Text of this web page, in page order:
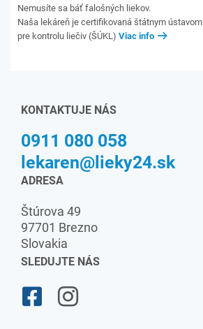
Nemusíte sa báť falošných liekov.
Naša lekáreň je certifikovaná štátnym ústavom
pre kontrolu liečiv (ŠÚKL) Viac info
KONTAKTUJE NÁS
0911 080 058
lekaren@lieky24.sk
ADRESA
Štúrova 49
97701 Brezno
Slovakia
SLEDUJTE NÁS